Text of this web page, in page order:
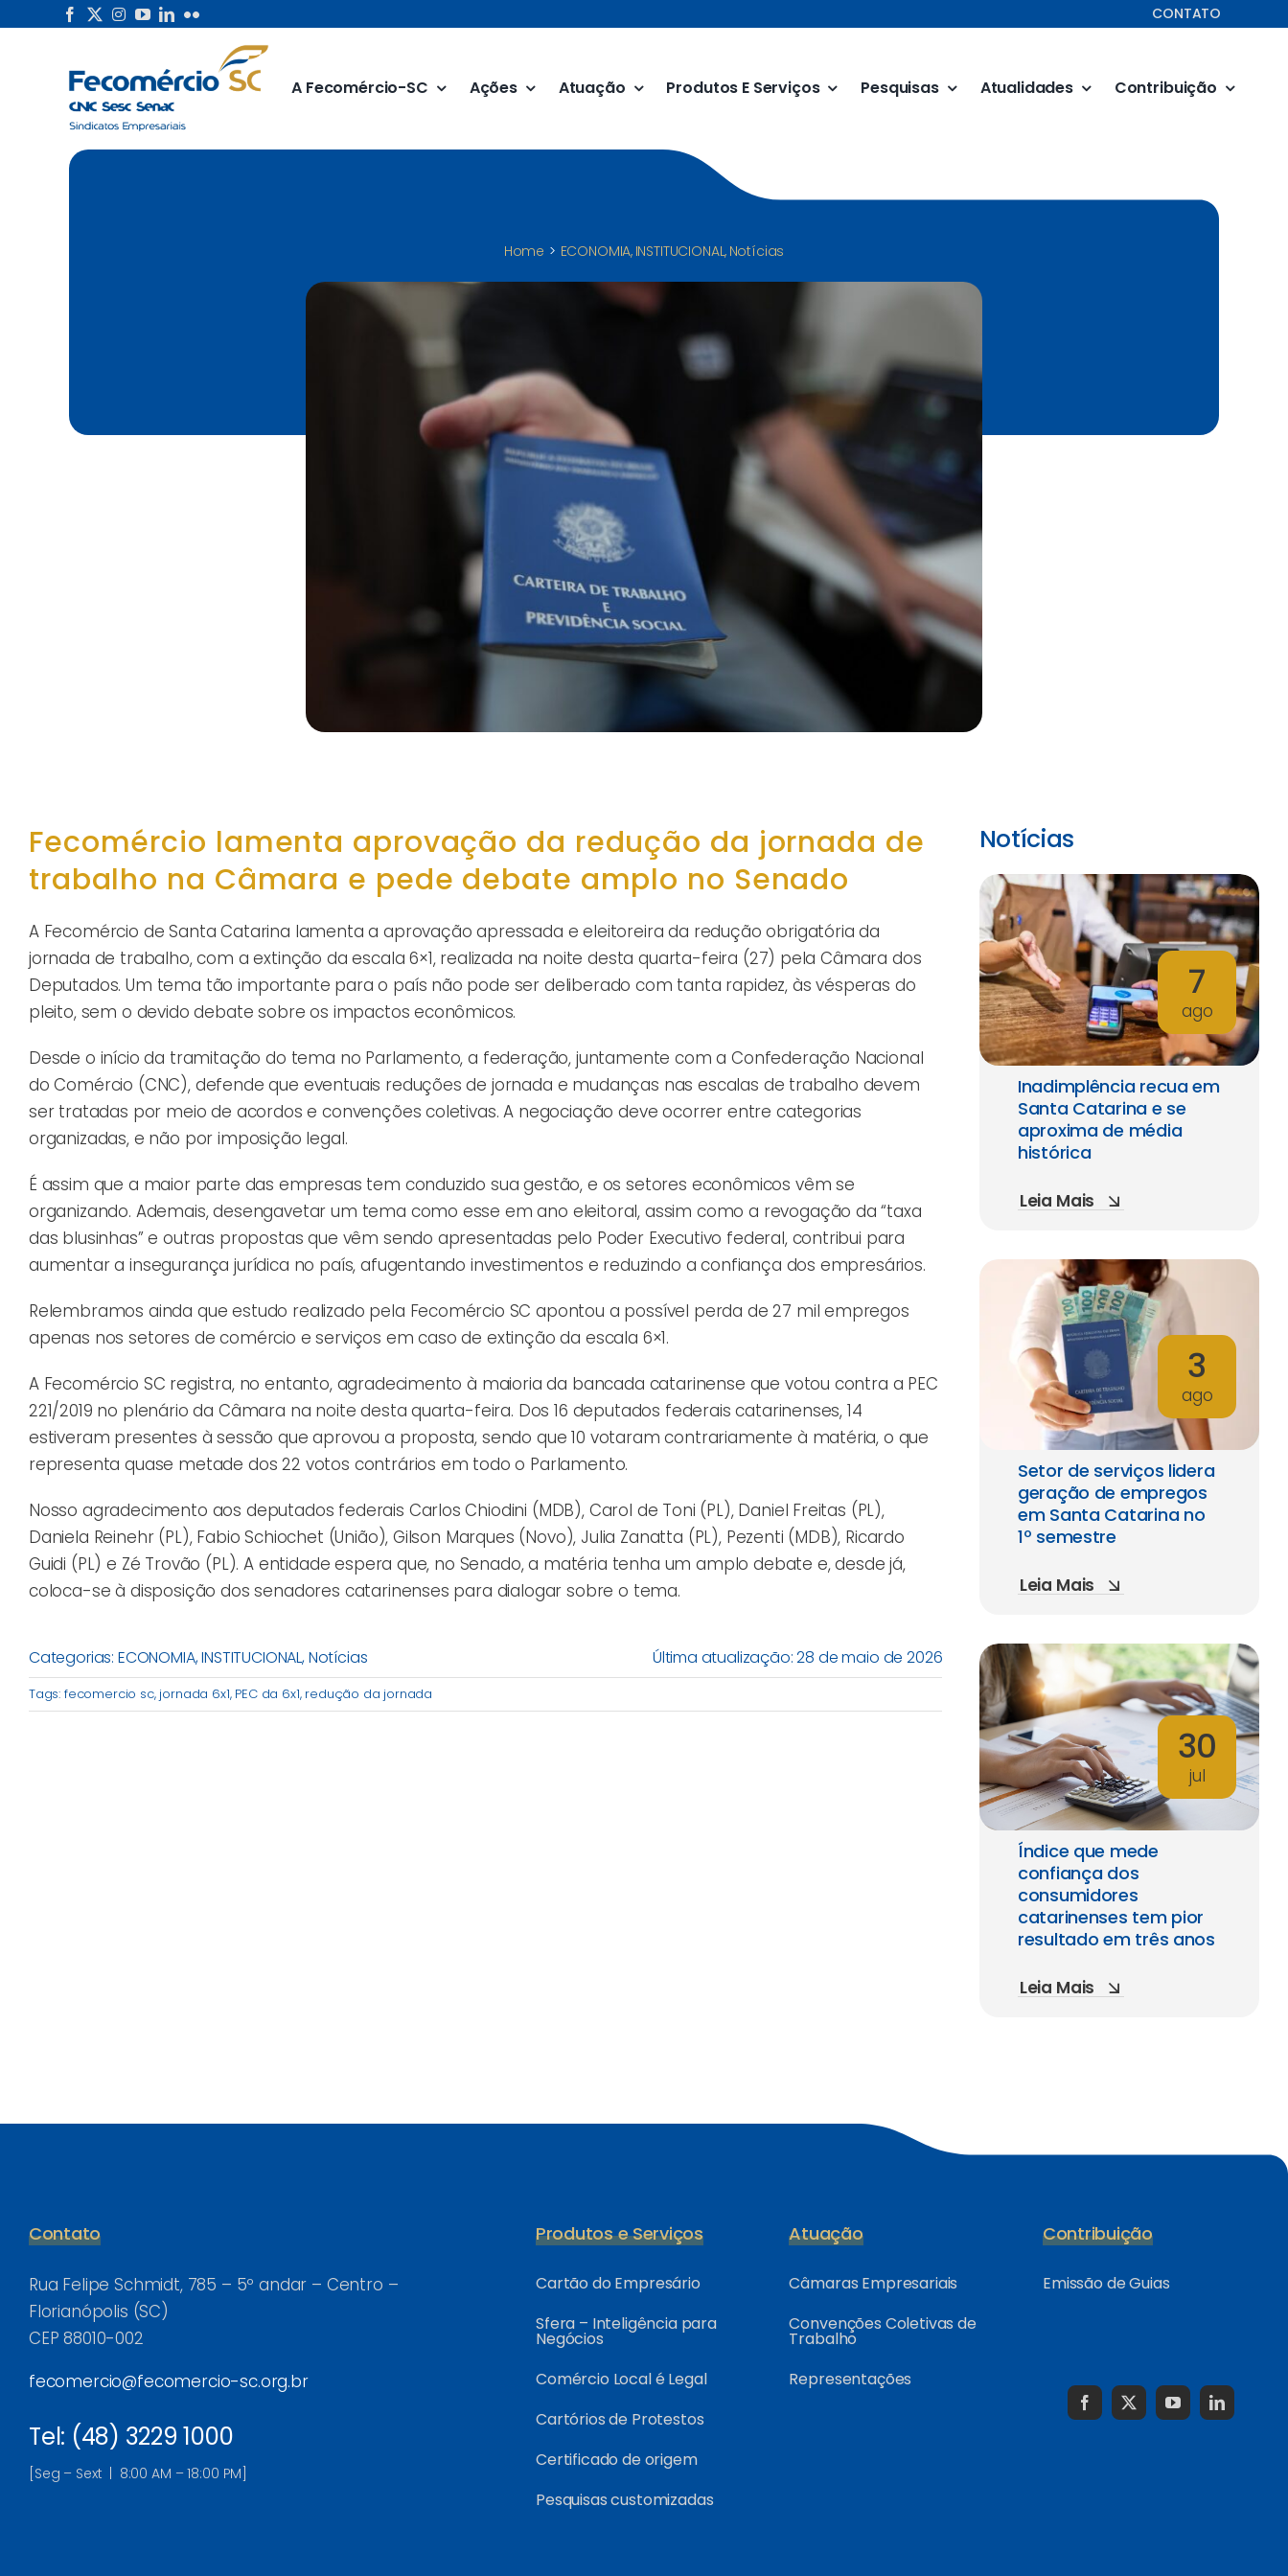
CONTATO
A Fecomércio-SC Ações Atuação Produtos E Serviços Pesquisas Atualidades Contribuição
Home ECONOMIA INSTITUCIONAL Notícias
Fecomércio lamenta aprovação da redução da jornada de
trabalho na Câmara e pede debate amplo no Senado
A Fecomércio de Santa Catarina lamenta a aprovação apressada e eleitoreira da redução obrigatória da
jornada de trabalho, com a extinção da escala 6×1, realizada na noite desta quarta-feira (27) pela Câmara dos
Deputados. Um tema tão importante para o país não pode ser deliberado com tanta rapidez, às vésperas do
pleito, sem o devido debate sobre os impactos econômicos.
Desde o início da tramitação do tema no Parlamento, a federação, juntamente com a Confederação Nacional
do Comércio (CNC), defende que eventuais reduções de jornada e mudanças nas escalas de trabalho devem
ser tratadas por meio de acordos e convenções coletivas. A negociação deve ocorrer entre categorias
organizadas, e não por imposição legal.
É assim que a maior parte das empresas tem conduzido sua gestão, e os setores econômicos vêm se
organizando. Ademais, desengavetar um tema como esse em ano eleitoral, assim como a revogação da “taxa
das blusinhas” e outras propostas que vêm sendo apresentadas pelo Poder Executivo federal, contribui para
aumentar a insegurança jurídica no país, afugentando investimentos e reduzindo a confiança dos empresários.
Relembramos ainda que estudo realizado pela Fecomércio SC apontou a possível perda de 27 mil empregos
apenas nos setores de comércio e serviços em caso de extinção da escala 6×1.
A Fecomércio SC registra, no entanto, agradecimento à maioria da bancada catarinense que votou contra a PEC
221/2019 no plenário da Câmara na noite desta quarta-feira. Dos 16 deputados federais catarinenses, 14
estiveram presentes à sessão que aprovou a proposta, sendo que 10 votaram contrariamente à matéria, o que
representa quase metade dos 22 votos contrários em todo o Parlamento.
Nosso agradecimento aos deputados federais Carlos Chiodini (MDB), Carol de Toni (PL), Daniel Freitas (PL),
Daniela Reinehr (PL), Fabio Schiochet (União), Gilson Marques (Novo), Julia Zanatta (PL), Pezenti (MDB), Ricardo
Guidi (PL) e Zé Trovão (PL). A entidade espera que, no Senado, a matéria tenha um amplo debate e, desde já,
coloca-se à disposição dos senadores catarinenses para dialogar sobre o tema.
Categorias: ECONOMIA,INSTITUCIONAL,Notícias Última atualização: 28 de maio de 2026
Tags: fecomercio sc, jornada 6x1, PEC da 6x1, redução da jornada
Notícias
7
ago
Inadimplência recua em
Santa Catarina e se
aproxima de média
histórica
Leia Mais
3
ago
Setor de serviços lidera
geração de empregos
em Santa Catarina no
1º semestre
Leia Mais
30
jul
Índice que mede
confiança dos
consumidores
catarinenses tem pior
resultado em três anos
Leia Mais
Contato
Rua Felipe Schmidt, 785 – 5º andar – Centro –
Florianópolis (SC)
CEP 88010-002
fecomercio@fecomercio-sc.org.br
Tel: (48) 3229 1000
[Seg – Sext | 8:00 AM – 18:00 PM]
Produtos e Serviços
Cartão do Empresário
Sfera – Inteligência para
Negócios
Comércio Local é Legal
Cartórios de Protestos
Certificado de origem
Pesquisas customizadas
Atuação
Câmaras Empresariais
Convenções Coletivas de
Trabalho
Representações
Contribuição
Emissão de Guias